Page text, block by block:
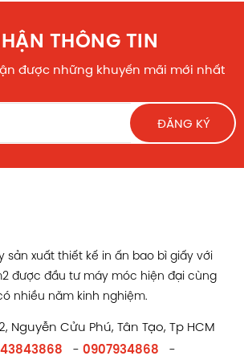
THÔNG TIN
được những khuyến mãi mới nhất
ĐĂNG KÝ
sản xuất thiết kế in ấn bao bì giấy với
được đầu tư máy móc hiện đại cùng
nhiều năm kinh nghiệm.
Nguyễn Cửu Phú, Tân Tạo, Tp HCM
- 0907934868
-